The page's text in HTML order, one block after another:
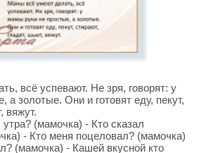
всё успевают. Не зря, говорят: у
а золотые. Они и готовят еду, пекут,
вяжут.
(мамочка) - Кто сказал
- Кто меня поцеловал? (мамочка)
(мамочка) - Кашей вкусной кто